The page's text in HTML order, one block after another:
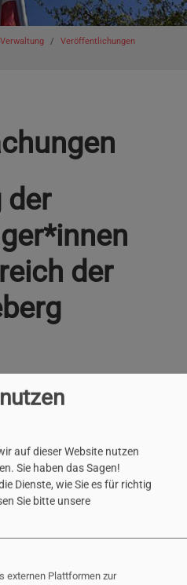
Verwaltung
Veröffentlichungen
der
der
(pdf)
auf dieser Website nutzen
Sie haben das Sagen!
Dienste, wie Sie es für richtig
Sie bitte unsere
externen Plattformen zur